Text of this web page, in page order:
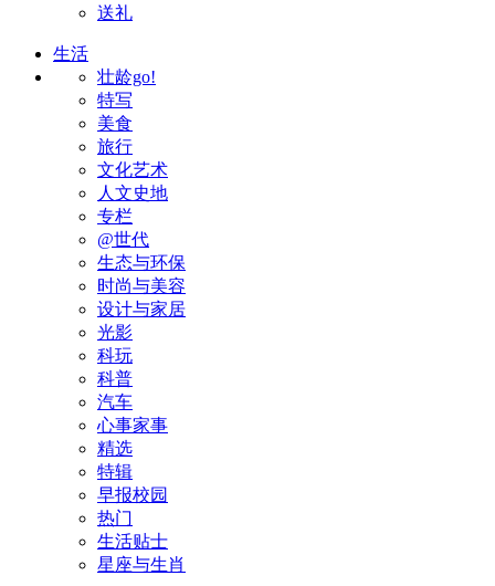
送礼
生活
壮龄go!
特写
美食
旅行
文化艺术
人文史地
专栏
@世代
生态与环保
时尚与美容
设计与家居
光影
科玩
科普
汽车
心事家事
精选
特辑
早报校园
热门
生活贴士
星座与生肖